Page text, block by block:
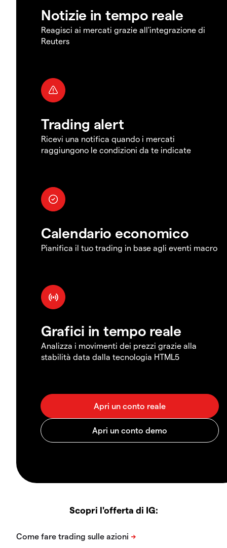
Notizie in tempo reale
Reagisci ai mercati grazie all'integrazione di
Reuters
Trading alert
Ricevi una notifica quando i mercati
raggiungono le condizioni da te indicate
Calendario economico
Pianifica il tuo trading in base agli eventi macro
Grafici in tempo reale
Analizza i movimenti dei prezzi grazie alla
stabilità data dalla tecnologia HTML5
Scopri l'offerta di IG: